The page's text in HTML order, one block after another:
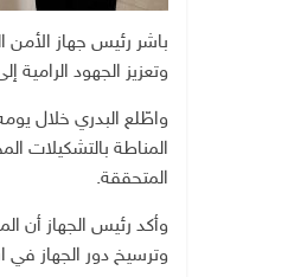
باشر رئيس جهاز الأمن
وتعزيز الجهود الرامية
واطّلع البدري خلال
المناطة بالتشكيلات
المتحققة.
وأكد رئيس الجهاز أن
وترسيخ دور الجهاز